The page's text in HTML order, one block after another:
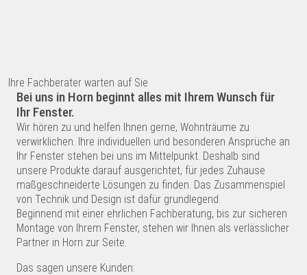
Bei uns in Horn beginnt alles mit Ihrem Wunsch für
Ihr Fenster.
Wir hören zu und helfen Ihnen gerne, Wohnträume zu
verwirklichen. Ihre individuellen und besonderen Ansprüche an
Ihr Fenster stehen bei uns im Mittelpunkt. Deshalb sind
unsere Produkte darauf ausgerichtet, für jedes Zuhause
maßgeschneiderte Lösungen zu finden. Das Zusammenspiel
von Technik und Design ist dafür grundlegend.
Beginnend mit einer ehrlichen Fachberatung, bis zur sicheren
Montage von Ihrem Fenster, stehen wir Ihnen als verlässlicher
Partner in Horn zur Seite.
Das sagen unsere Kunden:
Ihre Fachberater warten auf Sie